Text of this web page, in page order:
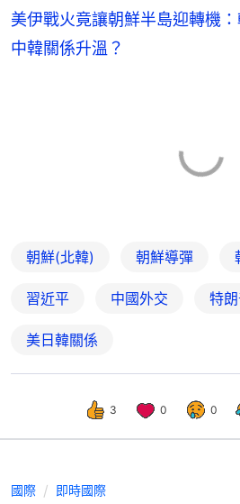
美伊戰火竟讓朝鮮半島迎轉機
中韓關係升溫？
朝鮮(北韓) 朝鮮導彈
習近平 中國外交 特
美日韓關係
3 0 0
國際 即時國際